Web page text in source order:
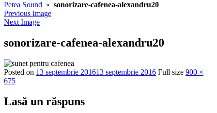
Petea Sound » sonorizare-cafenea-alexandru20
Previous Image
Next Image
sonorizare-cafenea-alexandru20
Posted on 13 septembrie 201613 septembrie 2016 Full size 900 ×
675
Lasă un răspuns